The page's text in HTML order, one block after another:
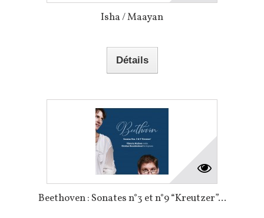
Isha / Maayan
Détails
Beethoven : Sonates n°3 et n°9 “Kreutzer”...